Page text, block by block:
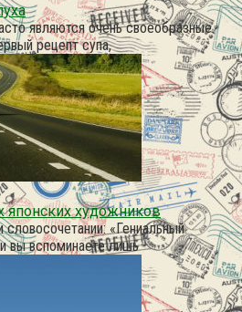
являются очень своеобразные
рецепт супа,
японских художников
«Гениальный
вы вспоминаете лишь